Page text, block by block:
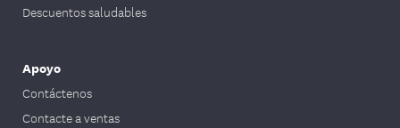
Descuentos saludables
Apoyo
Contáctenos
Contacte a ventas